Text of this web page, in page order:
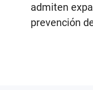
admiten
prevención